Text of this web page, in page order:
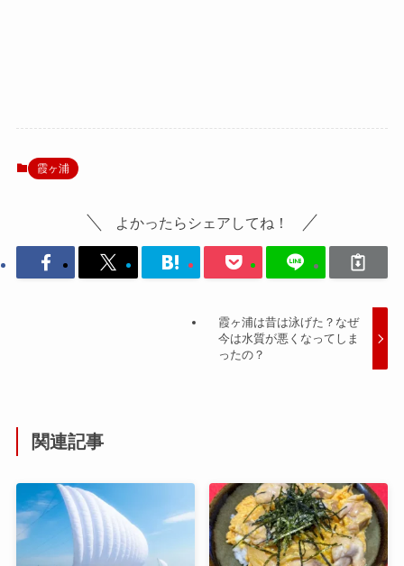
霞ヶ浦
よかったらシェアしてね！
霞ヶ浦は昔は泳げた？なぜ
今は水質が悪くなってしま
ったの？
関連記事